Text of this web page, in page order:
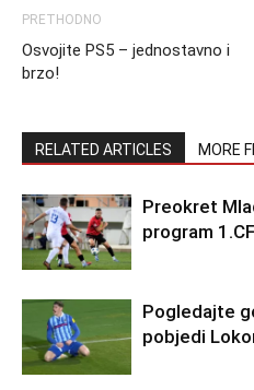
PRETHODNO
Osvojite PS5 – jednostavno i
brzo!
RELATED ARTICLES MORE
Preokret
program
Pogledajte
pobjedi